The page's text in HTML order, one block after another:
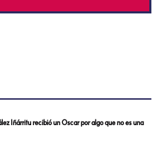
Iñárritu recibió un Oscar por algo que no es una